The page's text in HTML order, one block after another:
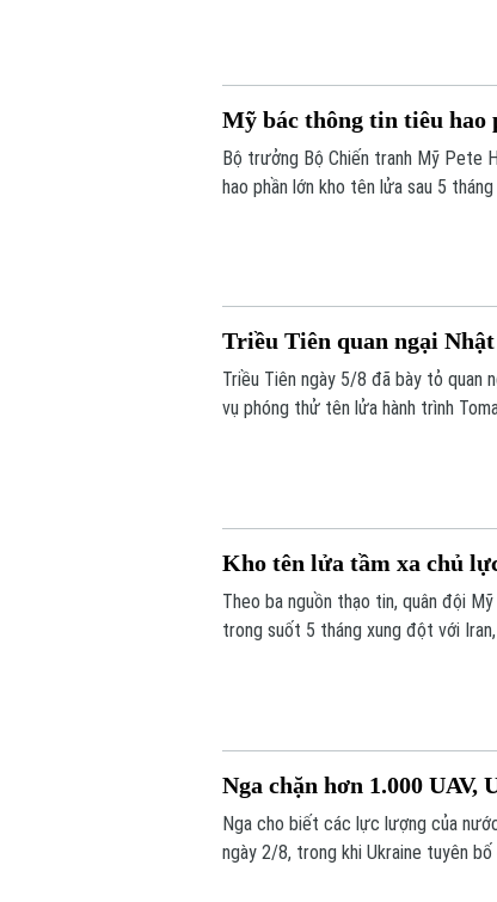
Mỹ bác thông tin tiêu hao
Bộ trưởng Bộ Chiến tranh Mỹ Pete
hao phần lớn kho tên lửa sau 5
Triều Tiên quan ngại
Triều Tiên ngày 5/8 đã bày tỏ quan
vụ phóng thử tên lửa hành trình
Kho tên lửa tầm xa chủ
Theo ba nguồn thạo tin, quân đội
trong suốt 5 tháng xung đột với
Nga chặn hơn 1.000
Nga cho biết các lực lượng của
ngày 2/8, trong khi Ukraine tuyên